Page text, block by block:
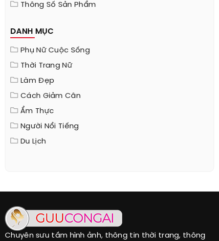
Thông Số Sản Phẩm
DANH MỤC
Phụ Nữ Cuộc Sống
Thời Trang Nữ
Làm Đẹp
Cách Giảm Cân
Ẩm Thực
Người Nổi Tiếng
Du Lịch
Chuyên sưu tầm hình ảnh, thông tin thời trang, thông